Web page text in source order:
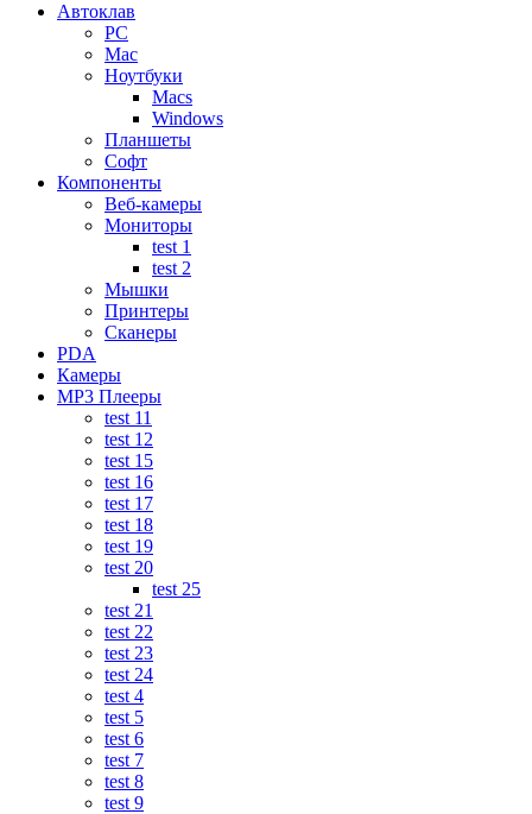
Автоклав
PC
Mac
Ноутбуки
Macs
Windows
Планшеты
Софт
Компоненты
Веб-камеры
Мониторы
test 1
test 2
Мышки
Принтеры
Сканеры
PDA
Камеры
MP3 Плееры
test 11
test 12
test 15
test 16
test 17
test 18
test 19
test 20
test 25
test 21
test 22
test 23
test 24
test 4
test 5
test 6
test 7
test 8
test 9